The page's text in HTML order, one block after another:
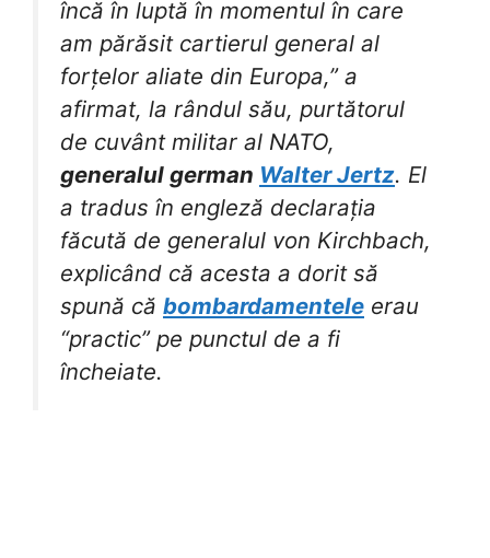
încă în luptă în momentul în care
am părăsit cartierul general al
forțelor aliate din Europa,” a
afirmat, la rândul său, purtătorul
de cuvânt militar al NATO,
generalul german Walter Jertz. El
a tradus în engleză declarația
făcută de generalul von Kirchbach,
explicând că acesta a dorit să
spună că bombardamentele erau
“practic” pe punctul de a fi
încheiate.